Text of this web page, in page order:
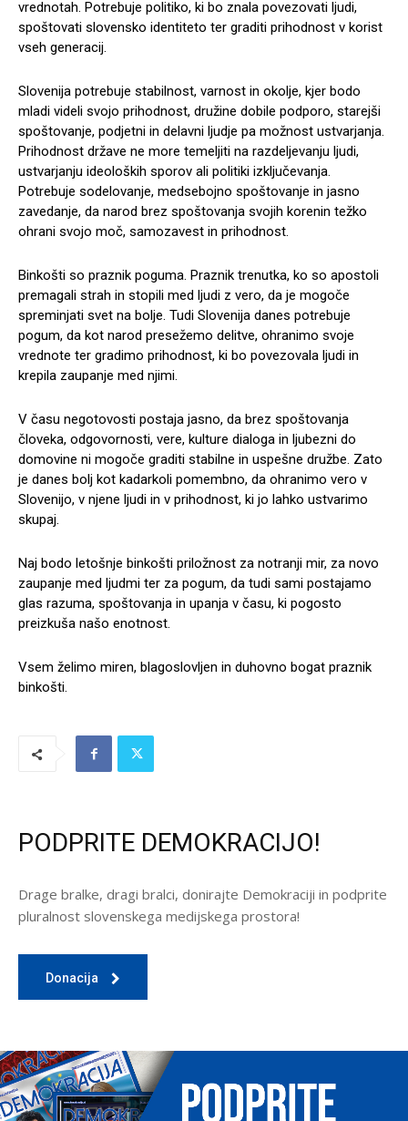
vrednotah. Potrebuje politiko, ki bo znala povezovati ljudi,
spoštovati slovensko identiteto ter graditi prihodnost v korist
vseh generacij.
Slovenija potrebuje stabilnost, varnost in okolje, kjer bodo
mladi videli svojo prihodnost, družine dobile podporo, starejši
spoštovanje, podjetni in delavni ljudje pa možnost ustvarjanja.
Prihodnost države ne more temeljiti na razdeljevanju ljudi,
ustvarjanju ideoloških sporov ali politiki izključevanja.
Potrebuje sodelovanje, medsebojno spoštovanje in jasno
zavedanje, da narod brez spoštovanja svojih korenin težko
ohrani svojo moč, samozavest in prihodnost.
Binkošti so praznik poguma. Praznik trenutka, ko so apostoli
premagali strah in stopili med ljudi z vero, da je mogoče
spreminjati svet na bolje. Tudi Slovenija danes potrebuje
pogum, da kot narod presežemo delitve, ohranimo svoje
vrednote ter gradimo prihodnost, ki bo povezovala ljudi in
krepila zaupanje med njimi.
V času negotovosti postaja jasno, da brez spoštovanja
človeka, odgovornosti, vere, kulture dialoga in ljubezni do
domovine ni mogoče graditi stabilne in uspešne družbe. Zato
je danes bolj kot kadarkoli pomembno, da ohranimo vero v
Slovenijo, v njene ljudi in v prihodnost, ki jo lahko ustvarimo
skupaj.
Naj bodo letošnje binkošti priložnost za notranji mir, za novo
zaupanje med ljudmi ter za pogum, da tudi sami postajamo
glas razuma, spoštovanja in upanja v času, ki pogosto
preizkuša našo enotnost.
Vsem želimo miren, blagoslovljen in duhovno bogat praznik
binkošti.
PODPRITE DEMOKRACIJO!
Drage bralke, dragi bralci, donirajte Demokraciji in podprite
pluralnost slovenskega medijskega prostora!
Donacija